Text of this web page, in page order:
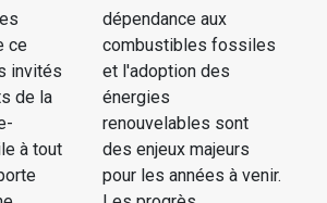
ce
invités
de la
à tout
dépendance aux
combustibles fossiles
et l'adoption des
énergies
renouvelables sont
des enjeux majeurs
pour les années à venir.